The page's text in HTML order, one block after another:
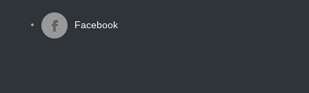
Facebook